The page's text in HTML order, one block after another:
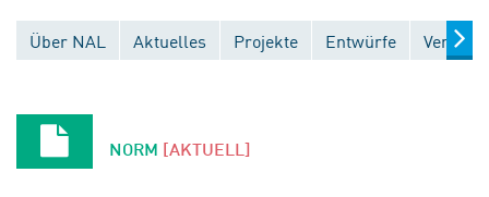
Über NAL Aktuelles Projekte Entwürfe
NORM [AKTUELL]